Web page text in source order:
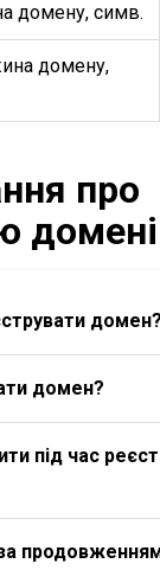
домену, симв.
домену,
про
домен?
домен?
під час